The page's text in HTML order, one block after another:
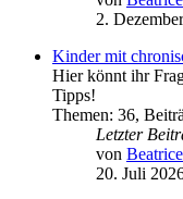
2.
Kinder mit
Hier könnt ihr
Tipps!
Themen: 36,
Letzter
von Beatrice
20. Juli